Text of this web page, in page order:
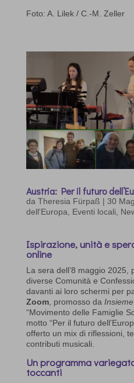
Foto: A. Lilek / C.-M. Zeller
Austria: Per il futuro
da Theresia Fürpaß | 30
dell'Europa, Eventi locali,
Ispirazione, unità e
online
La sera dell’8 maggio 2025,
diverse Comunità e
davanti ai loro schermi per
Zoom, promosso da
“Movimento delle Famiglie
motto “Per il futuro
offerto un mix di riflessioni,
contributi musicali.
Un programma
toccanti